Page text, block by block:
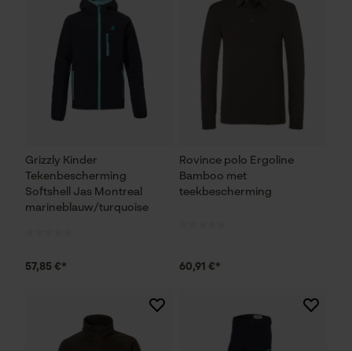
Grizzly Kinder
Tekenbescherming
Softshell Jas Montreal
marineblauw/turquoise
57,85 €*
Rovince polo Ergoline
Bamboo met
teekbescherming
60,91 €*